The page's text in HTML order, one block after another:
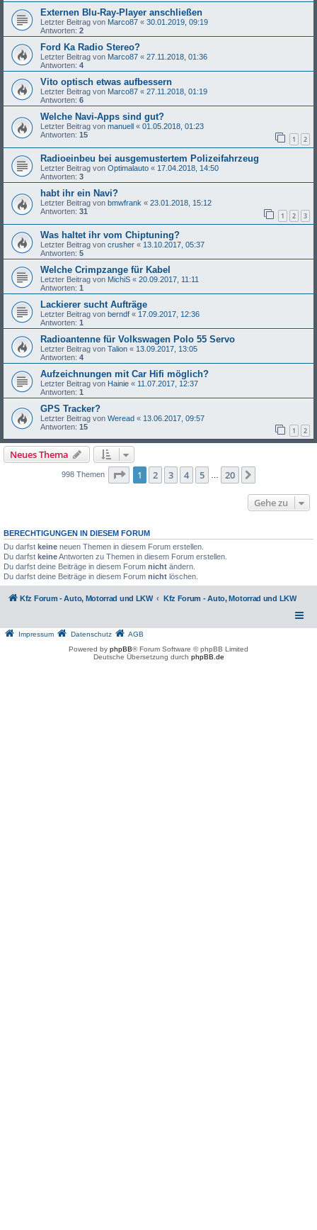
Externen Blu-Ray-Player anschließen
Letzter Beitrag von Marco87 « 30.01.2019, 09:19
Antworten: 2
Ford Ka Radio Stereo?
Letzter Beitrag von Marco87 « 27.11.2018, 01:36
Antworten: 4
Vito optisch etwas aufbessern
Letzter Beitrag von Marco87 « 27.11.2018, 01:19
Antworten: 6
Welche Navi-Apps sind gut?
Letzter Beitrag von manuell « 01.05.2018, 01:23
Antworten: 15 1 2
Radioeinbeu bei ausgemustertem Polizeifahrzeug
Letzter Beitrag von Optimalauto « 17.04.2018, 14:50
Antworten: 3
habt ihr ein Navi?
Letzter Beitrag von bmwfrank « 23.01.2018, 15:12
Antworten: 31 1 2 3
Was haltet ihr vom Chiptuning?
Letzter Beitrag von crusher « 13.10.2017, 05:37
Antworten: 5
Welche Crimpzange für Kabel
Letzter Beitrag von MichiS « 20.09.2017, 11:11
Antworten: 1
Lackierer sucht Aufträge
Letzter Beitrag von berndf « 17.09.2017, 12:36
Antworten: 1
Radioantenne für Volkswagen Polo 55 Servo
Letzter Beitrag von Talion « 13.09.2017, 13:05
Antworten: 4
Aufzeichnungen mit Car Hifi möglich?
Letzter Beitrag von Hainie « 11.07.2017, 12:37
Antworten: 1
GPS Tracker?
Letzter Beitrag von Weread « 13.06.2017, 09:57
Antworten: 15 1 2
Neues Thema
998 Themen Seite 1von 20
1 2 3 4 5 20
Gehe zu
BERECHTIGUNGEN IN DIESEM FORUM
Du darfst keine neuen Themen in diesem Forum erstellen.
Du darfst keineAntworten zu Themen in diesem Forum erstellen.
Du darfst deine Beiträge in diesem Forum nicht ändern.
Du darfst deine Beiträge in diesem Forum nicht löschen.
Kfz Forum - Auto, Motorrad und LKW Kfz Forum - Auto, Motorrad und LKW
Impressum Datenschutz
AGB
Powered by phpBB® Forum Software © phpBB Limited
Deutsche Übersetzung durch phpBB.de